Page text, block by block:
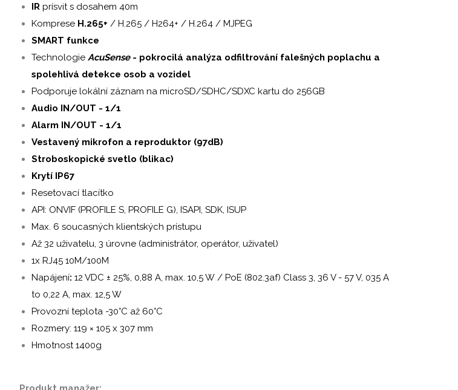
IR prísvit s dosahem 40m
Komprese H.265+ / H.265 / H264+ / H.264 / MJPEG
SMART funkce
Technologie AcuSense- pokrocilá analýza odfiltrování falešných poplachu a
spolehlivá detekce osob a vozidel
Podporuje lokální záznam na microSD/SDHC/SDXC kartu do 256GB
Audio IN/OUT - 1/1
Alarm IN/OUT - 1/1
Vestavený mikrofon a reproduktor (97dB)
Stroboskopické svetlo (blikac)
Krytí IP67
Resetovací tlacítko
API: ONVIF (PROFILE S, PROFILE G), ISAPI, SDK, ISUP
Max. 6 soucasných klientských prístupu
Až 32 uživatelu, 3 úrovne (administrátor, operátor, uživatel)
1x RJ45 10M/100M
Napájení: 12 VDC ± 25%, 0,88 A, max. 10,5 W / PoE (802.3af) Class 3, 36 V - 57 V, 035 A
to 0,22 A, max. 12,5 W
Provozní teplota -30°C až 60°C
Rozmery: 119 × 105 x 307 mm
Hmotnost 1400g